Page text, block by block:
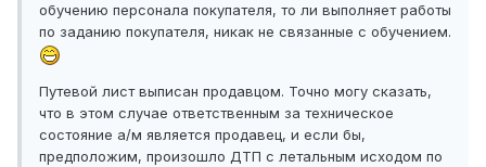
обучению персонала покупателя, то ли выполняет работы
по заданию покупателя, никак не связанные с обучением.
Путевой лист выписан продавцом. Точно могу сказать,
что в этом случае ответственным за техническое
состояние а/м является продавец, и если бы,
предположим, произошло ДТП с летальным исходом по